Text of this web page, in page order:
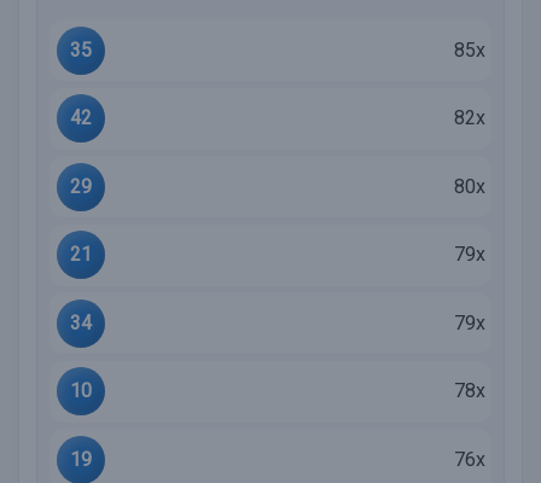
35 85x
42 82x
29 80x
21 79x
34 79x
10 78x
19 76x